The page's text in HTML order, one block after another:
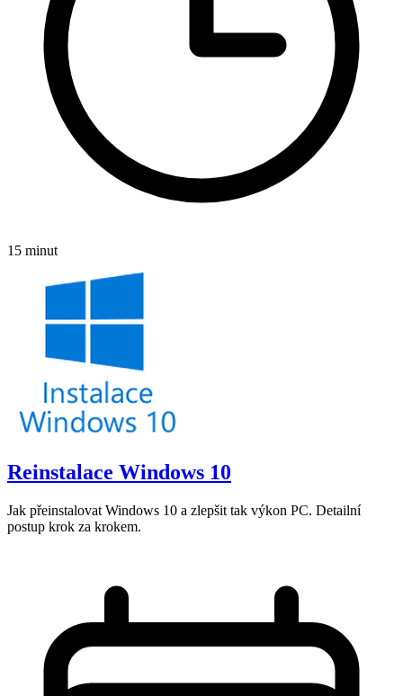
15 minut
Reinstalace Windows 10
Jak přeinstalovat Windows 10 a zlepšit tak výkon PC. Detailní
postup krok za krokem.